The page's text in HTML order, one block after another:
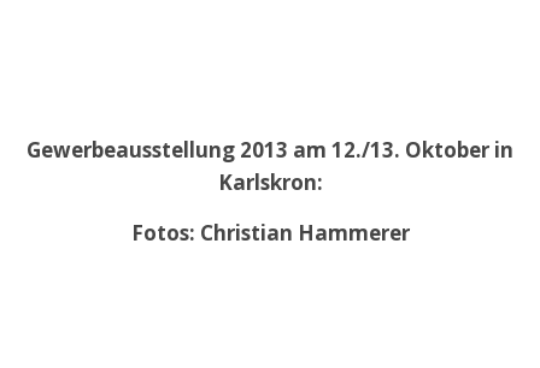
Gewerbeausstellung 2013 am 12./13. Oktober in
Karlskron:
Fotos: Christian Hammerer